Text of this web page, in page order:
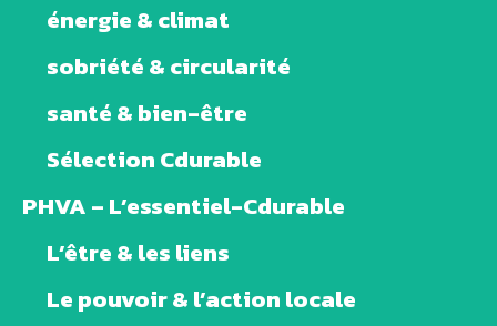
énergie & climat
sobriété & circularité
santé & bien-être
Sélection Cdurable
PHVA – L’essentiel-Cdurable
L’être & les liens
Le pouvoir & l’action locale